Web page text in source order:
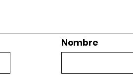
Nombre